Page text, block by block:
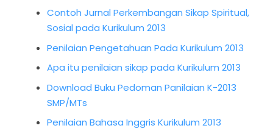
Contoh Jurnal Perkembangan Sikap Spiritual,
Sosial pada Kurikulum 2013
Penilaian Pengetahuan Pada Kurikulum 2013
Apa itu penilaian sikap pada Kurikulum 2013
Download Buku Pedoman Panilaian K-2013
SMP/MTs
Penilaian Bahasa Inggris Kurikulum 2013